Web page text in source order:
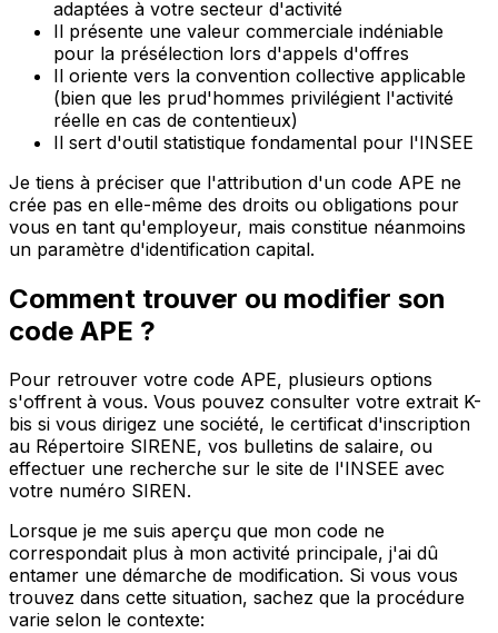
adaptées à votre secteur d'activité
Il présente une valeur commerciale indéniable
pour la présélection lors d'appels d'offres
Il oriente vers la convention collective applicable
(bien que les prud'hommes privilégient l'activité
réelle en cas de contentieux)
Il sert d'outil statistique fondamental pour l'INSEE
Je tiens à préciser que l'attribution d'un code APE ne
crée pas en elle-même des droits ou obligations pour
vous en tant qu'employeur, mais constitue néanmoins
un paramètre d'identification capital.
Comment trouver ou modifier son
code APE ?
Pour retrouver votre code APE, plusieurs options
s'offrent à vous. Vous pouvez consulter votre extrait K-
bis si vous dirigez une société, le certificat d'inscription
au Répertoire SIRENE, vos bulletins de salaire, ou
effectuer une recherche sur le site de l'INSEE avec
votre numéro SIREN.
Lorsque je me suis aperçu que mon code ne
correspondait plus à mon activité principale, j'ai dû
entamer une démarche de modification. Si vous vous
trouvez dans cette situation, sachez que la procédure
varie selon le contexte: